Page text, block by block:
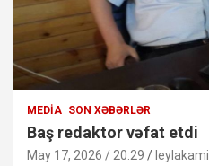
MEDIA SON XƏBƏRLƏR
Baş redaktor vəfat etdi
May 17, 2026 / 20:29 leylakamil